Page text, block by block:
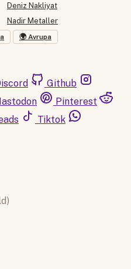
Deniz Nakliyat
Nadir Metaller
🌍 Avrupa
Github
Pinterest
Tiktok